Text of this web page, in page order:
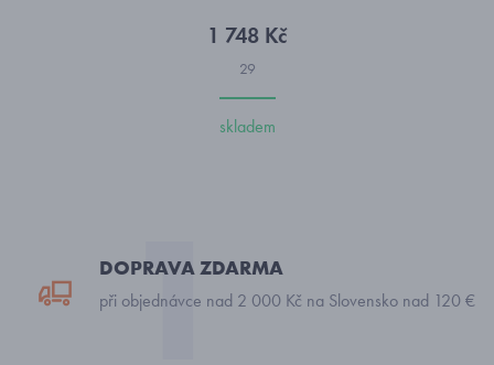
1 748 Kč
29
skladem
DOPRAVA ZDARMA
při objednávce nad 2 000 Kč na Slovensko nad 120 €